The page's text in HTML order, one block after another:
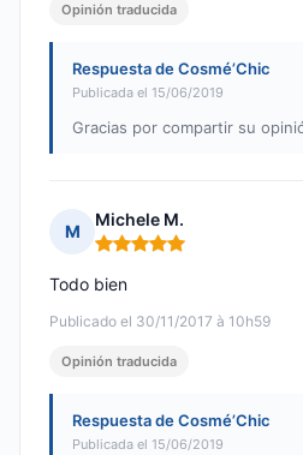
Opinión traducida
Respuesta de Cosmé’Chic
Publicada el 15/06/2019
Gracias por compartir su
M
Michele M.
Nota: 5 de 5
Publicado el 30/11/2017 à 10h59
Todo bien
Opinión traducida
Respuesta de Cosmé’Chic
Publicada el 15/06/2019